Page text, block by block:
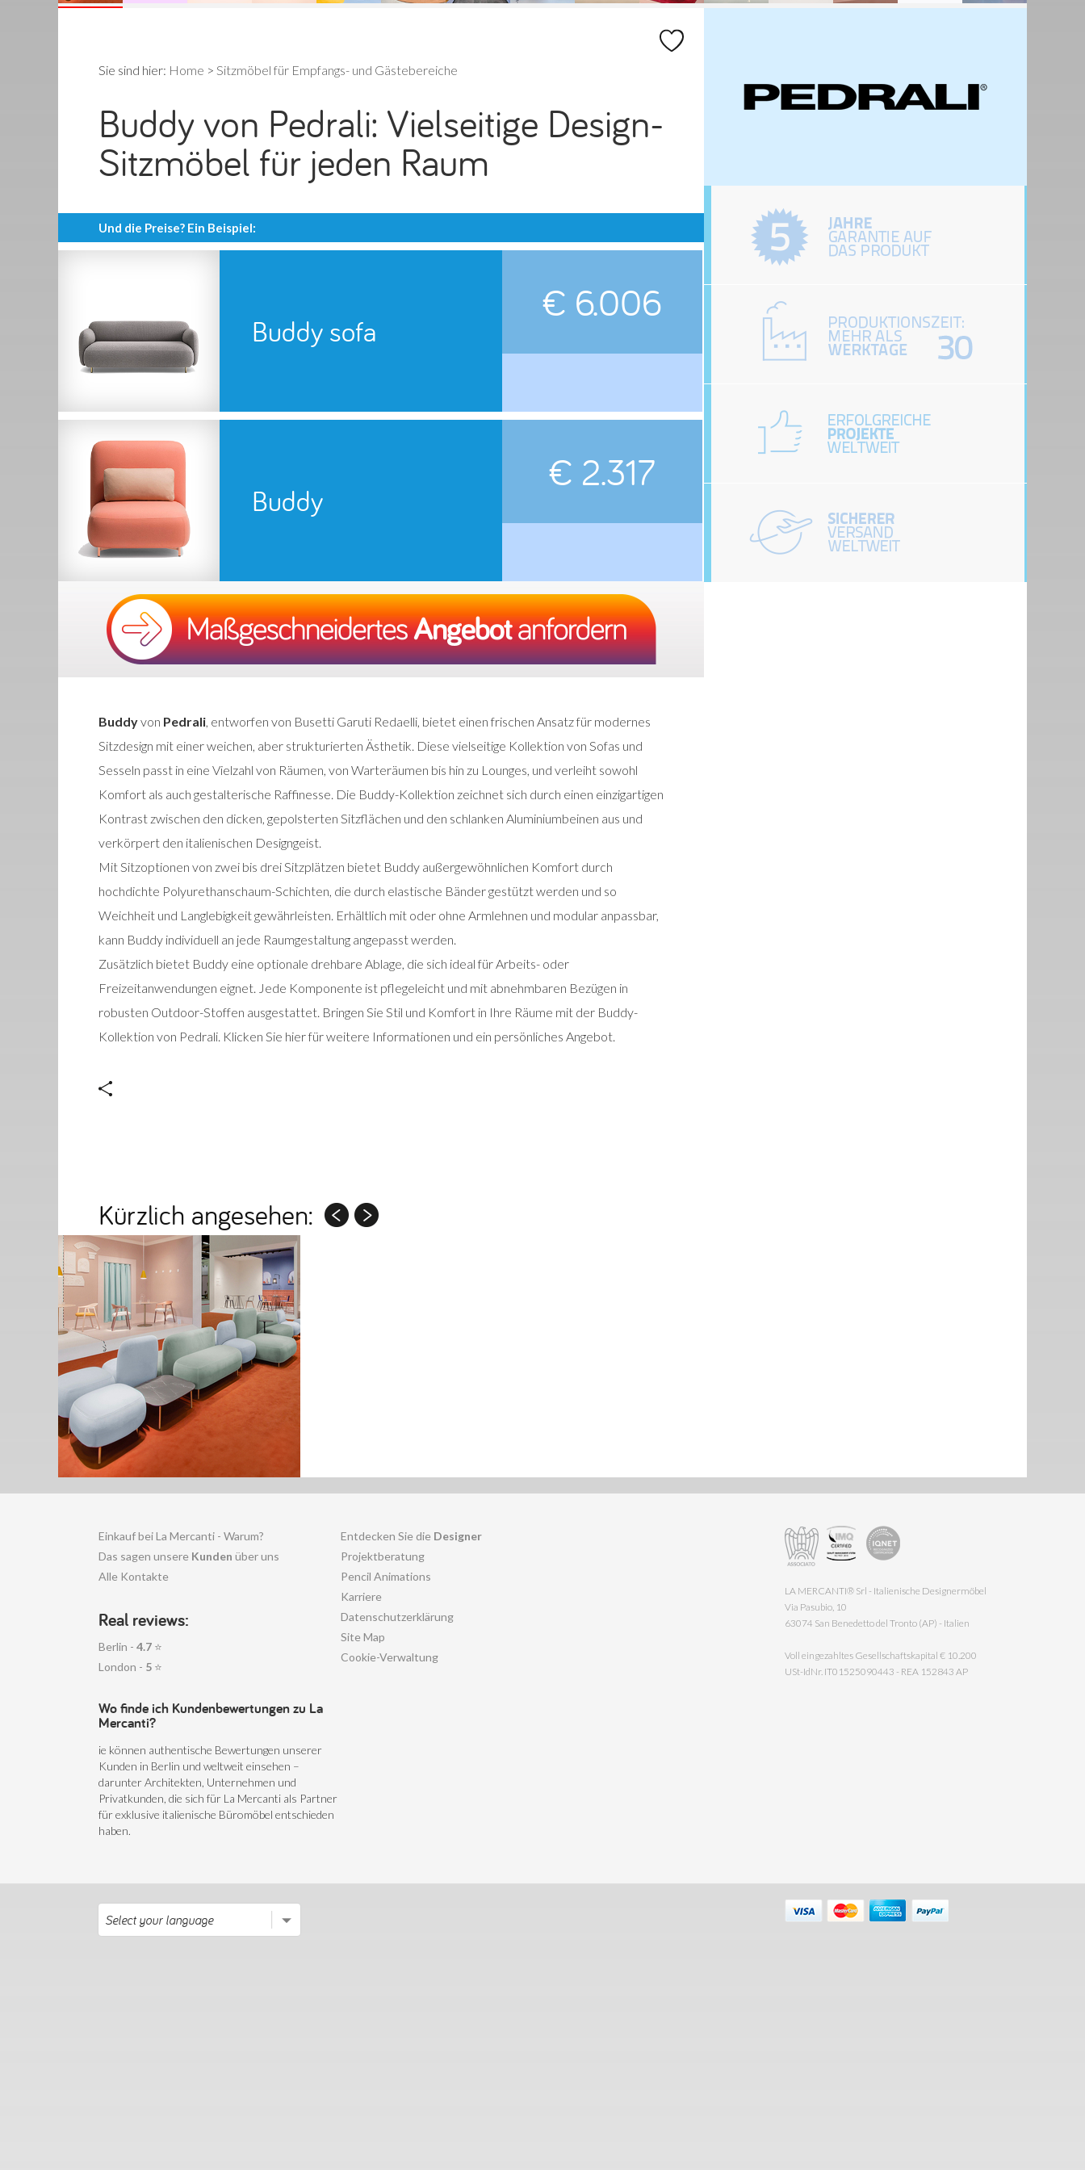
Sie sind hier: Home > Sitzmöbel für Empfangs- und Gästebereiche
Buddy von Pedrali: Vielseitige Design-
Sitzmöbel für jeden Raum
Und die Preise? Ein Beispiel:
Buddy sofa
€ 6.006
Buddy
€ 2.317
Buddyvon Pedrali, entworfen von Busetti Garuti Redaelli, bietet einen frischen Ansatz für modernes
Sitzdesign mit einer weichen, aber strukturierten Ästhetik. Diese vielseitige Kollektion von Sofas und
Sesseln passt in eine Vielzahl von Räumen, von Warteräumen bis hin zu Lounges, und verleiht sowohl
Komfort als auch gestalterische Raffinesse. Die Buddy-Kollektion zeichnet sich durch einen einzigartigen
Kontrast zwischen den dicken, gepolsterten Sitzflächen und den schlanken Aluminiumbeinen aus und
verkörpert den italienischen Designgeist.
Mit Sitzoptionen von zwei bis drei Sitzplätzen bietet Buddy außergewöhnlichen Komfort durch
hochdichte Polyurethanschaum-Schichten, die durch elastische Bänder gestützt werden und so
Weichheit und Langlebigkeit gewährleisten. Erhältlich mit oder ohne Armlehnen und modular anpassbar,
kann Buddy individuell an jede Raumgestaltung angepasst werden.
Zusätzlich bietet Buddy eine optionale drehbare Ablage, die sich ideal für Arbeits- oder
Freizeitanwendungen eignet. Jede Komponente ist pflegeleicht und mit abnehmbaren Bezügen in
robusten Outdoor-Stoffen ausgestattet. Bringen Sie Stil und Komfort in Ihre Räume mit der Buddy-
Kollektion von Pedrali. Klicken Sie hier für weitere Informationen und ein persönliches Angebot.
Kürzlich angesehen:
Einkauf bei La Mercanti - Warum?
Das sagen unsere Kunden über uns
Alle Kontakte
Real reviews:
Berlin - 4.7 ⭐
London - 5 ⭐
Wo finde ich Kundenbewertungen zu La
Mercanti?
ie können authentische Bewertungen unserer
Kunden in Berlin und weltweit einsehen –
darunter Architekten, Unternehmen und
Privatkunden, die sich für La Mercanti als Partner
für exklusive italienische Büromöbel entschieden
haben.
Entdecken Sie die Designer
Projektberatung
Pencil Animations
Karriere
Datenschutzerklärung
Site Map
Cookie-Verwaltung
LA MERCANTI® Srl - Italienische Designermöbel
Via Pasubio, 10
63074 San Benedetto del Tronto (AP) - Italien
Voll eingezahltes Gesellschaftskapital € 10.200
USt-IdNr. IT01525090443 - REA 152843 AP